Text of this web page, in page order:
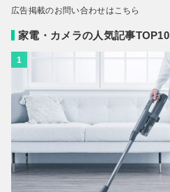
広告掲載のお問い合わせはこちら
家電・カメラの人気記事TOP10
1